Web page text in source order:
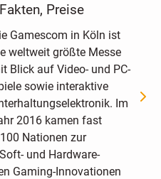
Preise
Gamescom in Köln ist
weltweit größte Messe
Blick auf Video- und PC-
sowie interaktive
Im
2016 kamen fast
Nationen zur
und Hardware-
Gaming-Innovationen